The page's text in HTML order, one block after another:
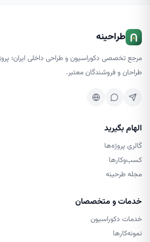
طراحینه
مرجع تخصصی دکوراسیون و طراحی داخلی ایران؛
طراحان و فروشندگان معتبر.
الهام بگیرید
گالری پروژه‌ها
کسب‌وکارها
مجله طرحینه
خدمات و متخصصان
خدمات دکوراسیون
نمونه‌کارها